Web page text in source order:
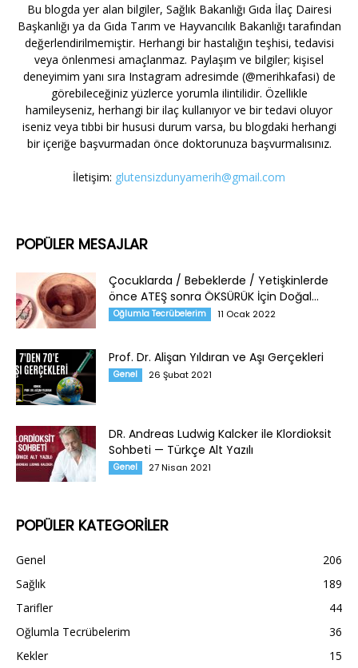
Bu blogda yer alan bilgiler, Sağlık Bakanlığı Gıda İlaç Dairesi
Başkanlığı ya da Gıda Tarım ve Hayvancılık Bakanlığı tarafından
değerlendirilmemiştir. Herhangi bir hastalığın teşhisi, tedavisi
veya önlenmesi amaçlanmaz. Paylaşım ve bilgiler; kişisel
deneyimim yanı sıra Instagram adresimde (@merihkafasi) de
görebileceğiniz yüzlerce yorumla ilintilidir. Özellikle
hamileyseniz, herhangi bir ilaç kullanıyor ve bir tedavi oluyor
iseniz veya tıbbi bir hususi durum varsa, bu blogdaki herhangi
bir içeriğe başvurmadan önce doktorunuza başvurmalısınız.
İletişim: glutensizdunyamerih@gmail.com
POPÜLER MESAJLAR
Çocuklarda / Bebeklerde / Yetişkinlerde
önce ATEŞ sonra ÖKSÜRÜK İçin Doğal...
Oğlumla Tecrübelerim 11 Ocak 2022
Prof. Dr. Alişan Yıldıran ve Aşı Gerçekleri
Genel 26 Şubat 2021
DR. Andreas Ludwig Kalcker ile Klordioksit
Sohbeti — Türkçe Alt Yazılı
Genel 27 Nisan 2021
POPÜLER KATEGORİLER
Genel
206
Sağlık
189
Tarifler
44
Oğlumla Tecrübelerim
36
Kekler
15